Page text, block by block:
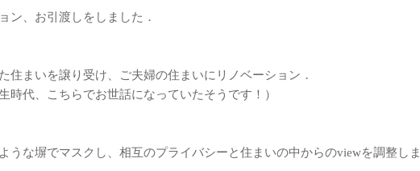
ン、お引渡しをしました．
住まいを譲り受け、ご夫婦の住まいにリノベーション．
時代、こちらでお世話になっていたそうです！）
うな塀でマスクし、相互のプライバシーと住まいの中からのviewを調整しま